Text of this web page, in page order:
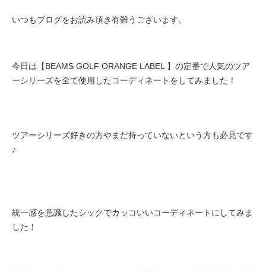
いつもブログをお読み頂き有難うございます。
今日は【BEAMS GOLF ORANGE LABEL 】の定番で人気のツア
ーシリーズを全て使用したコーディネートをしてみました！
ツアーシリーズ好きの方やまだ持っていないという方も必見です
♪
統一感を意識したシックでカッコいいコーディネートにしてみま
した！